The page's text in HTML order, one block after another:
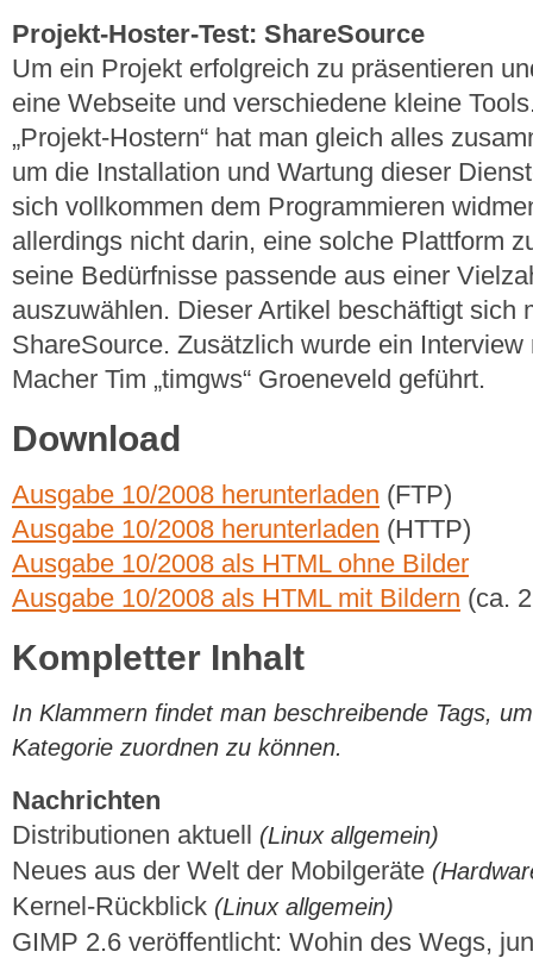
Projekt-Hoster-Test: ShareSource
Um ein Projekt erfolgreich zu präsentieren
eine Webseite und verschiedene kleine
„Projekt-Hostern“ hat man gleich alles
um die Installation und Wartung dieser
sich vollkommen dem Programmieren
allerdings nicht darin, eine solche Plattform
seine Bedürfnisse passende aus einer
auszuwählen. Dieser Artikel beschäftigt sich
ShareSource. Zusätzlich wurde ein
Macher Tim „timgws“ Groeneveld geführt.
Download
Ausgabe 10/2008 herunterladen (FTP)
Ausgabe 10/2008 herunterladen (HTTP)
Ausgabe 10/2008 als HTML ohne Bilder
Ausgabe 10/2008 als HTML mit Bildern (ca.
Kompletter Inhalt
In Klammern findet man beschreibende Tags,
Kategorie zuordnen zu können.
Nachrichten
Distributionen aktuell (Linux allgemein)
Neues aus der Welt der Mobilgeräte
Kernel-Rückblick (Linux allgemein)
GIMP 2.6 veröffentlicht: Wohin des Wegs,